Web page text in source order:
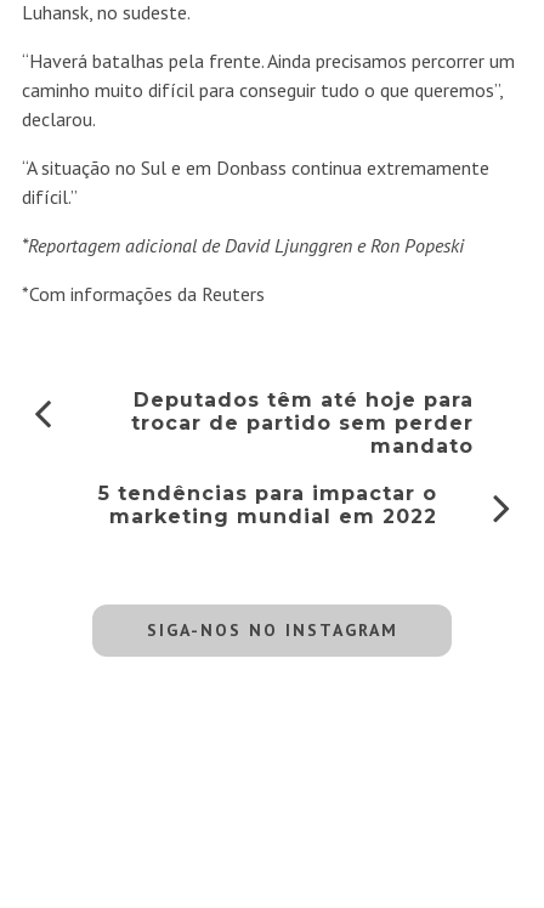
Luhansk, no sudeste.
“Haverá batalhas pela frente. Ainda precisamos percorrer um
caminho muito difícil para conseguir tudo o que queremos”,
declarou.
“A situação no Sul e em Donbass continua extremamente
difícil.”
*Reportagem adicional de David Ljunggren e Ron Popeski
*Com informações da Reuters
Deputados têm até hoje para
trocar de partido sem perder
mandato
5 tendências para impactar o
marketing mundial em 2022
SIGA-NOS NO INSTAGRAM